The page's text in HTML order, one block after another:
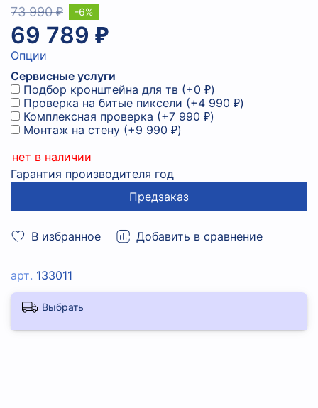
В избранное Добавить в сравнение
арт. 133011
73 990 ₽
69 789 ₽
-6%
Опции
Сервисные услуги
Подбор кронштейна для тв (+0 ₽)
Проверка на битые пиксели (+4 990 ₽)
Комплексная проверка (+7 990 ₽)
Монтаж на стену (+9 990 ₽)
нет в наличии
Гарантия производителя год
Предзаказ
Выбрать